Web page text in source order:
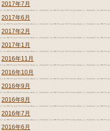
2017年7月
2017年6月
2017年2月
2017年1月
2016年11月
2016年10月
2016年9月
2016年8月
2016年7月
2016年6月